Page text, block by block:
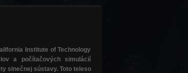
Institute of Technology
a počítačových simulácií
slnečnej sústavy. Toto teleso